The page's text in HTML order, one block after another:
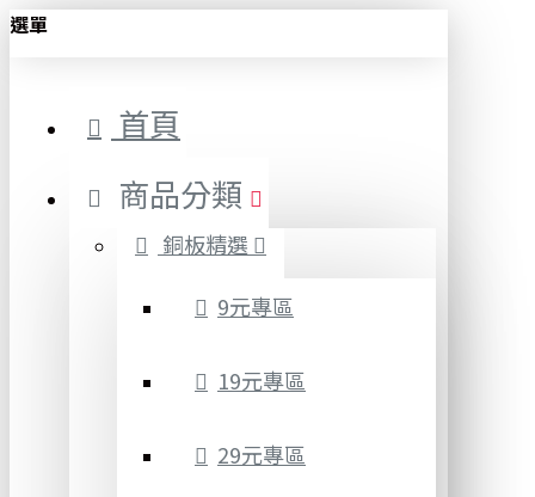
選單
首頁
商品分類
銅板精選
9元專區
19元專區
29元專區